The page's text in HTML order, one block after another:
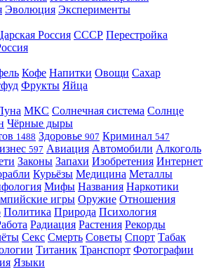
Эволюция Эксперименты
Россия СССР Перестройка
Кофе Напитки Овощи Сахар
Фрукты Яйца
МКС Солнечная система Солнце
Чёрные дыры
1488 Здоровье 907 Криминал 547
597 Авиация Автомобили Алкоголь
Законы Запахи Изобретения Интернет
Курьёзы Медицина Металлы
Мифы Названия Наркотики
игры Оружие Отношения
Политика Природа Психология
Радиация Растения Рекорды
Секс Смерть Советы Спорт Табак
Титаник Транспорт Фотографии
Языки